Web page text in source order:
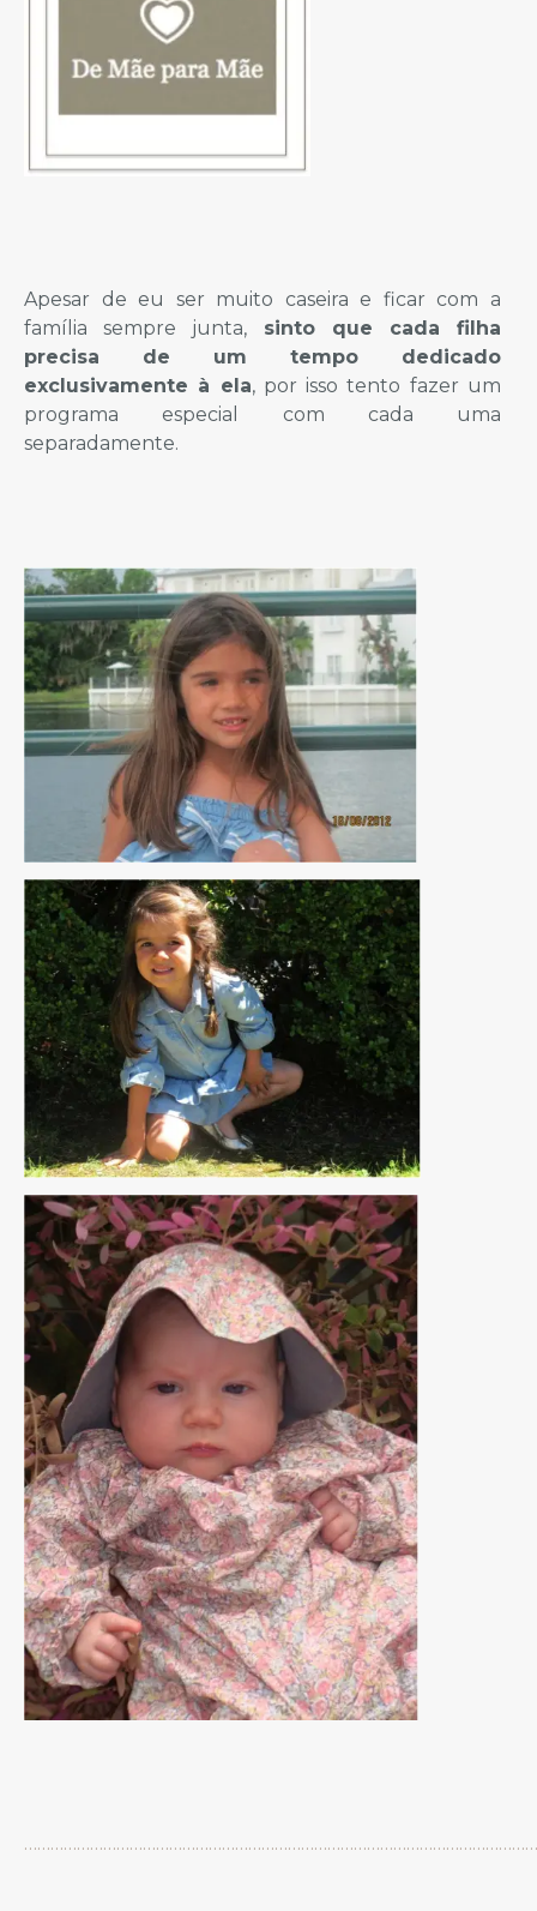
Apesar de eu ser muito caseira e ficar com a
família sempre junta, sinto que cada filha
precisa de um tempo dedicado
exclusivamente à ela, por isso tento fazer um
programa especial com cada uma
separadamente.